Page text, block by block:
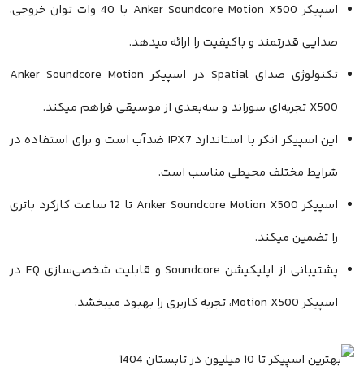
اسپیکر Anker Soundcore Motion X500 با 40 وات توان خروجی،
و باکیفیت را ارائه میدهد.
تکنولوژی صدای Spatial در اسپیکر Anker Soundcore Motion
این اسپیکر انکر با استاندارد IPX7 ضدآب است و برای استفاده در
محیطی مناسب است.
اسپیکر Anker Soundcore Motion X500 تا 12 ساعت کارکرد باتری
میکند.
پشتیبانی از اپلیکیشن Soundcore و قابلیت شخصی‌سازی EQ در